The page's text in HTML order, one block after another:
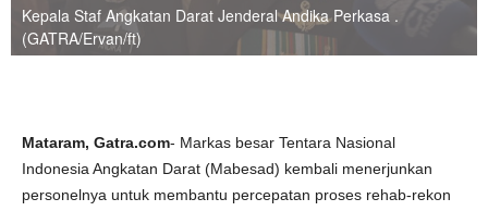
Kepala Staf Angkatan Darat Jenderal Andika Perkasa .
(GATRA/Ervan/ft)
Mataram, Gatra.com- Markas besar Tentara Nasional
Indonesia Angkatan Darat (Mabesad) kembali menerjunkan
personelnya untuk membantu percepatan proses rehab-rekon